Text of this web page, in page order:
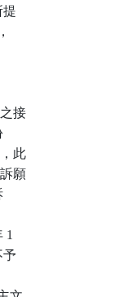
提
接
此
願
1
予